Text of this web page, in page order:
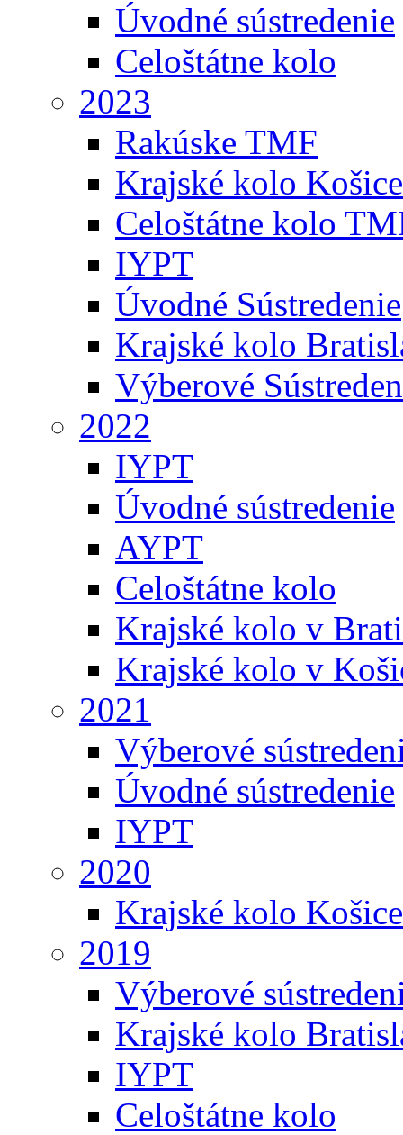
Úvodné sústredenie
Celoštátne kolo
2023
Rakúske TMF
Krajské kolo Košice
Celoštátne kolo
IYPT
Úvodné Sústredenie
Krajské kolo
Výberové
2022
IYPT
Úvodné sústredenie
AYPT
Celoštátne kolo
Krajské kolo v
Krajské kolo v
2021
Výberové
Úvodné sústredenie
IYPT
2020
Krajské kolo Košice
2019
Výberové
Krajské kolo
IYPT
Celoštátne kolo